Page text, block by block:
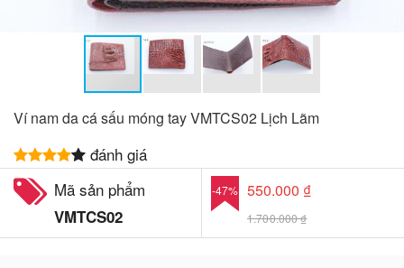
Ví nam da cá sấu móng tay VMTCS02 Lịch Lãm
đánh giá
Mã sản phẩm
VMTCS02
-47% 550.000 ₫
1.700.000 ₫